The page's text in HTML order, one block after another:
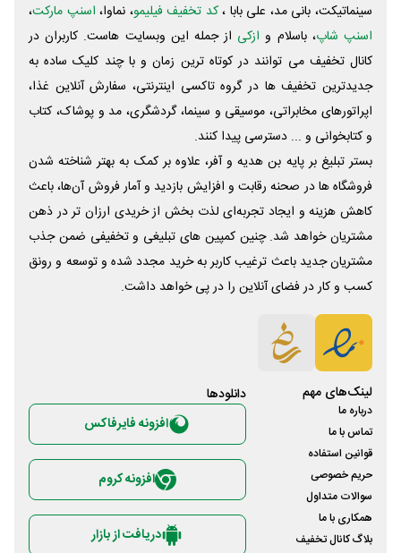
سینماتیکت، بانی مد، علی‌ بابا ،کد تخفیف فیلیمو، نماوا، اسنپ مارکت،
اسنپ شاپ، باسلام و ازکی از جمله این وبسایت ‌هاست. کاربران در
کانال تخفیف می توانند در کوتاه ترین زمان و با چند کلیک ساده به
جدیدترین تخفیف ها در گروه تاکسی اینترنتی، سفارش آنلاین غذا،
اپراتورهای مخابراتی، موسیقی و سینما، گردشگری، مد و پوشاک، کتاب
و کتابخوانی و ... دسترسی پیدا کنند.
بستر تبلیغ بر پایه بن هدیه و آفر، علاوه بر کمک به بهتر شناخته شدن
فروشگاه ها در صحنه رقابت و افزایش بازدید و آمار فروش آن‌ها، باعث
کاهش هزینه و ایجاد تجربه‌ای لذت بخش از خریدی ارزان تر در ذهن
مشتریان خواهد شد. چنین کمپین های تبلیغی و تخفیفی ضمن جذب
مشتریان جدید باعث ترغیب کاربر به خرید مجدد شده و توسعه و رونق
کسب و کار در فضای آنلاین را در پی خواهد داشت.
لینک‌های مهم
درباره ما
تماس با ما
قوانین استفاده
حریم خصوصی
سوالات متداول
همکاری با ما
بلاگ کانال تخفیف
دانلود‌ها
افزونه فایرفاکس
افزونه کروم
دریافت از بازار